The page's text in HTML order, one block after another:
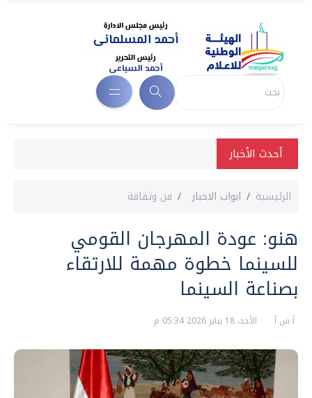
أحدث الأخبار
الرئيسية ابواب الاخبار فن وثقافة
هنو: عودة المهرجان القومي
للسينما خطوة مهمة للارتقاء
بصناعة السينما
أ ش أ الأحد، 18 يناير 2026 05:34 م